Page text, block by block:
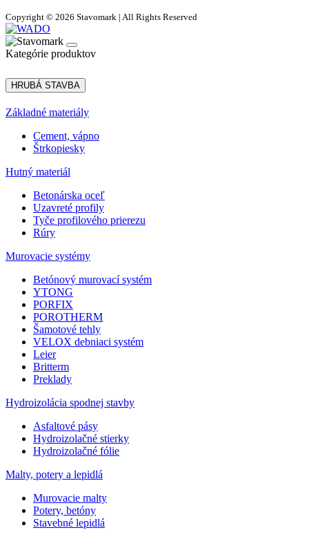
Copyright © 2026 Stavomark | All Rights Reserved
Kategórie produktov
HRUBÁ STAVBA
Základné materiály
Cement, vápno
Štrkopiesky
Hutný materiál
Betonárska oceľ
Uzavreté profily
Tyče profilového prierezu
Rúry
Murovacie systémy
Betónový murovací systém
YTONG
PORFIX
POROTHERM
Šamotové tehly
VELOX debniaci systém
Leier
Britterm
Preklady
Hydroizolácia spodnej stavby
Asfaltové pásy
Hydroizolačné stierky
Hydroizolačné fólie
Malty, potery a lepidlá
Murovacie malty
Potery, betóny
Stavebné lepidlá